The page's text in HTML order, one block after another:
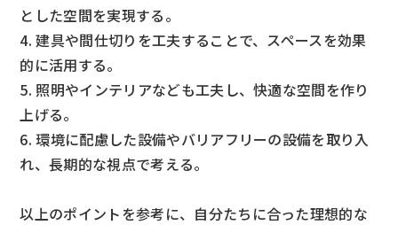
とした空間を実現する。
4. 建具や間仕切りを工夫することで、スペースを効果
的に活用する。
5. 照明やインテリアなども工夫し、快適な空間を作り
上げる。
6. 環境に配慮した設備やバリアフリーの設備を取り入
れ、長期的な視点で考える。
以上のポイントを参考に、自分たちに合った理想的な